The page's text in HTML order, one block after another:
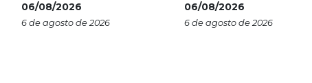
06/08/2026
6 de agosto de 2026
06/08/2026
6 de agosto de 2026